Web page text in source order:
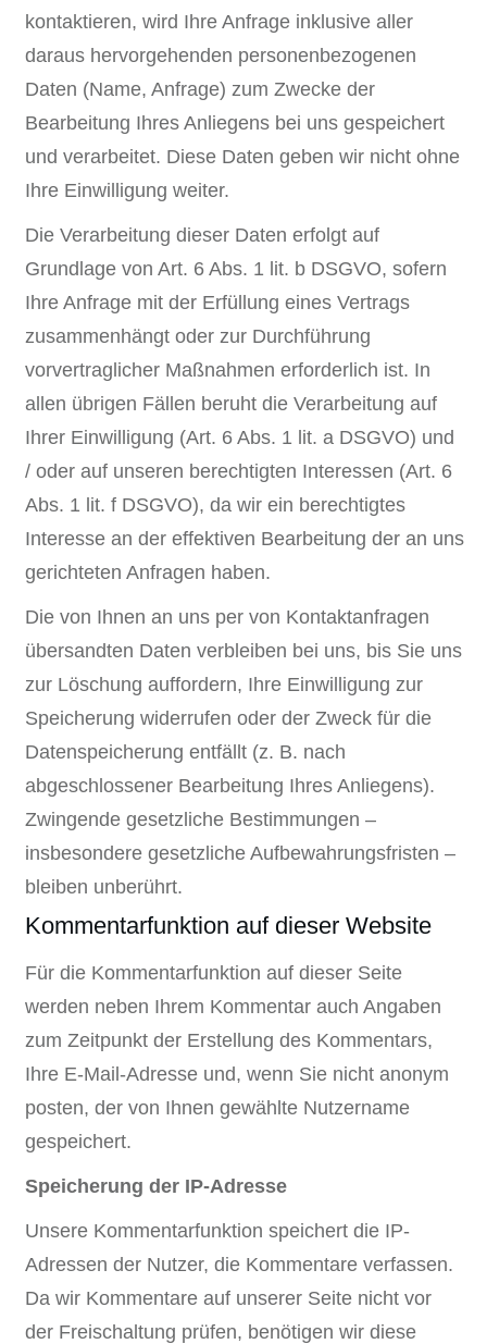
kontaktieren, wird Ihre Anfrage inklusive aller
daraus hervorgehenden personenbezogenen
Daten (Name, Anfrage) zum Zwecke der
Bearbeitung Ihres Anliegens bei uns gespeichert
und verarbeitet. Diese Daten geben wir nicht ohne
Ihre Einwilligung weiter.
Die Verarbeitung dieser Daten erfolgt auf
Grundlage von Art. 6 Abs. 1 lit. b DSGVO, sofern
Ihre Anfrage mit der Erfüllung eines Vertrags
zusammenhängt oder zur Durchführung
vorvertraglicher Maßnahmen erforderlich ist. In
allen übrigen Fällen beruht die Verarbeitung auf
Ihrer Einwilligung (Art. 6 Abs. 1 lit. a DSGVO) und
/ oder auf unseren berechtigten Interessen (Art. 6
Abs. 1 lit. f DSGVO), da wir ein berechtigtes
Interesse an der effektiven Bearbeitung der an uns
gerichteten Anfragen haben.
Die von Ihnen an uns per von Kontaktanfragen
übersandten Daten verbleiben bei uns, bis Sie uns
zur Löschung auffordern, Ihre Einwilligung zur
Speicherung widerrufen oder der Zweck für die
Datenspeicherung entfällt (z. B. nach
abgeschlossener Bearbeitung Ihres Anliegens).
Zwingende gesetzliche Bestimmungen –
insbesondere gesetzliche Aufbewahrungsfristen –
bleiben unberührt.
Kommentarfunktion auf dieser Website
Für die Kommentarfunktion auf dieser Seite
werden neben Ihrem Kommentar auch Angaben
zum Zeitpunkt der Erstellung des Kommentars,
Ihre E-Mail-Adresse und, wenn Sie nicht anonym
posten, der von Ihnen gewählte Nutzername
gespeichert.
Speicherung der IP-Adresse
Unsere Kommentarfunktion speichert die IP-
Adressen der Nutzer, die Kommentare verfassen.
Da wir Kommentare auf unserer Seite nicht vor
der Freischaltung prüfen, benötigen wir diese